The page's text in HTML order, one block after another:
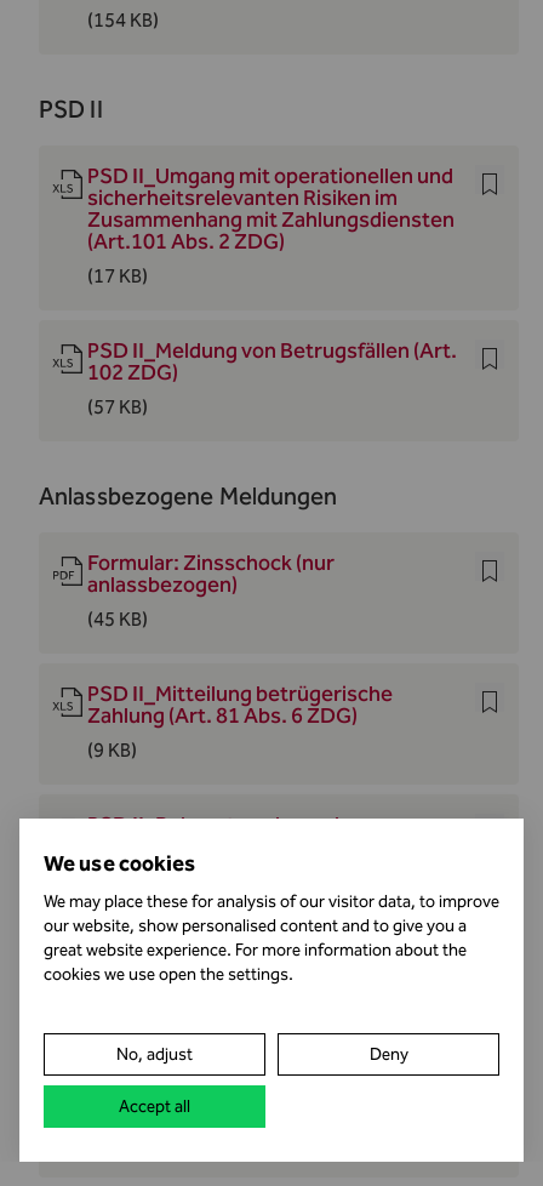
(154 KB)
PSD II
PSD II_Umgang mit operationellen und
sicherheitsrelevanten Risiken im
Zusammenhang mit Zahlungsdiensten
(Art.101 Abs. 2 ZDG)
(17 KB)
PSD II_Meldung von Betrugsfällen (Art.
102 ZDG)
(57 KB)
Anlassbezogene Meldungen
Formular: Zinsschock (nur
anlassbezogen)
(45 KB)
PSD II_Mitteilung betrügerische
Zahlung (Art. 81 Abs. 6 ZDG)
(9 KB)
PSD II_Bekanntmachung der
Zahlungskonten für Anbieter von
Kontoinformationsdiensten oder
Zahlungsinitiierungsdiensten (Art. 76
Abs. 6 ZDG)
(16 KB)
PSD II_Benachrichtigung über die
Verweigerung des Zugangs zu
Zahlungskontodiensten (Art. 6 Abs. 3
ZDG)
We use cookies
We may place these for analysis of our visitor data, to improve
our website, show personalised content and to give you a
great website experience. For more information about the
cookies we use open the settings.
No, adjust Deny
Accept all